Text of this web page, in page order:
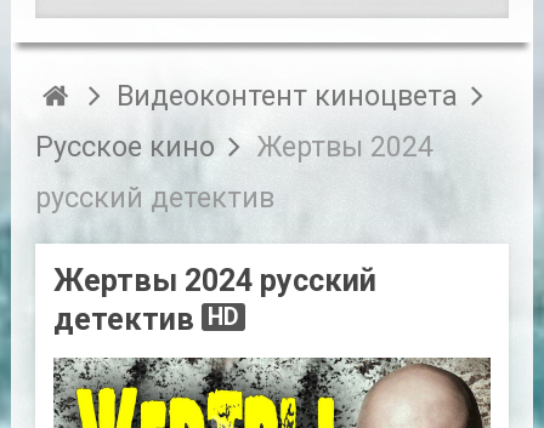
Видеоконтент киноцвета
Русское кино
Жертвы 2024
русский детектив
Жертвы 2024 русский
детектив
HD